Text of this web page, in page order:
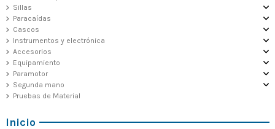
Inicio
Sillas
Paracaídas
Cascos
Instrumentos y electrónica
Accesorios
Equipamiento
Paramotor
Segunda mano
Pruebas de Material